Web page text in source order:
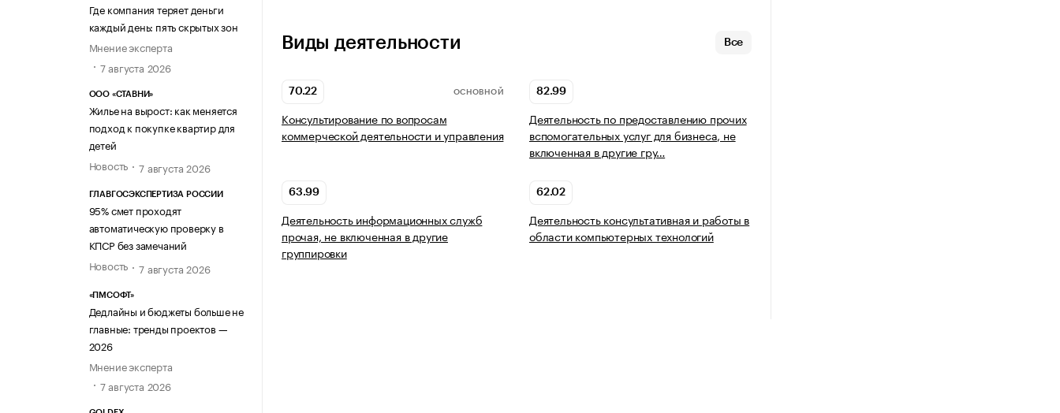
Где компания теряет деньги
каждый день: пять скрытых зон
Мнение эксперта
7 августа 2026
ООО «СТАВНИ»
Жилье на вырост: как меняется
подход к покупке квартир для
детей
Новость
7 августа 2026
ГЛАВГОСЭКСПЕРТИЗА РОССИИ
95% смет проходят
автоматическую проверку в
КПСР без замечаний
Новость
7 августа 2026
«ПМСОФТ»
Дедлайны и бюджеты больше не
главные: тренды проектов —
2026
Мнение эксперта
7 августа 2026
Виды деятельности Все
70.22 ОСНОВНОЙ
Консультирование по вопросам
коммерческой деятельности и управления
82.99
Деятельность по предоставлению прочих
вспомогательных услуг для бизнеса, не
включенная в другие гру…
63.99
Деятельность информационных служб
прочая, не включенная в другие
группировки
62.02
Деятельность консультативная и работы в
области компьютерных технологий